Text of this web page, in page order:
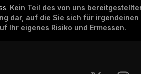
. Kein Teil des von uns
dar, auf die Sie sich für
Ihr eigenes Risiko und Ermessen.